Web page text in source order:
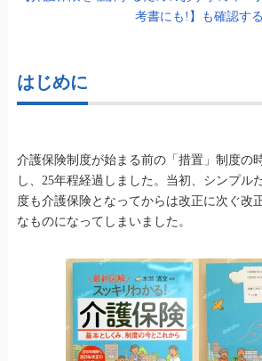
考書にも!】も確認する
はじめに
介護保険制度が始まる前の「措置」制度の
し、25年程経過しました。当初、シンプル
度も介護保険となってからは改正に次ぐ改
なものになってしまいました。